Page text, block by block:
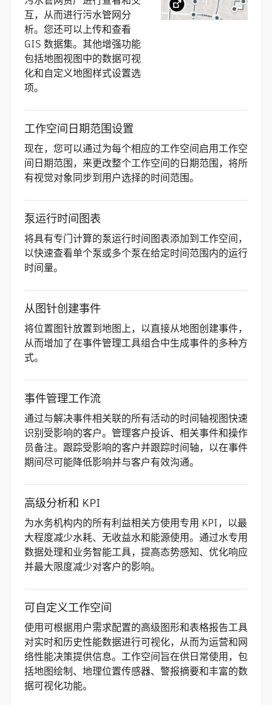
互，从而进行污水管网分
析。您还可以上传和查看
GIS 数据集。其他增强功能
包括地图视图中的数据可视
化和自定义地图样式设置选
项。
工作空间日期范围设置
现在，您可以通过为每个相应的工作空间启用工作空
间日期范围，来更改整个工作空间的日期范围，将所
有视觉对象同步到用户选择的时间范围。
泵运行时间图表
将具有专门计算的泵运行时间图表添加到工作空间，
以快速查看单个泵或多个泵在给定时间范围内的运行
时间量。
从图针创建事件
将位置图针放置到地图上，以直接从地图创建事件，
从而增加了在事件管理工具组合中生成事件的多种方
式。
事件管理工作流
通过与解决事件相关联的所有活动的时间轴视图快速
识别受影响的客户。管理客户投诉、相关事件和操作
员备注。跟踪受影响的客户并跟踪时间轴，以在事件
期间尽可能降低影响并与客户有效沟通。
高级分析和 KPI
为水务机构内的所有利益相关方使用专用 KPI，以最
大程度减少水耗、无收益水和能源使用。通过水专用
数据处理和业务智能工具，提高态势感知、优化响应
并最大限度减少对客户的影响。
可自定义工作空间
使用可根据用户需求配置的高级图形和表格报告工具
对实时和历史性能数据进行可视化，从而为运营和网
络性能决策提供信息。工作空间旨在供日常使用，包
括地图绘制、地理位置传感器、警报摘要和丰富的数
据可视化功能。